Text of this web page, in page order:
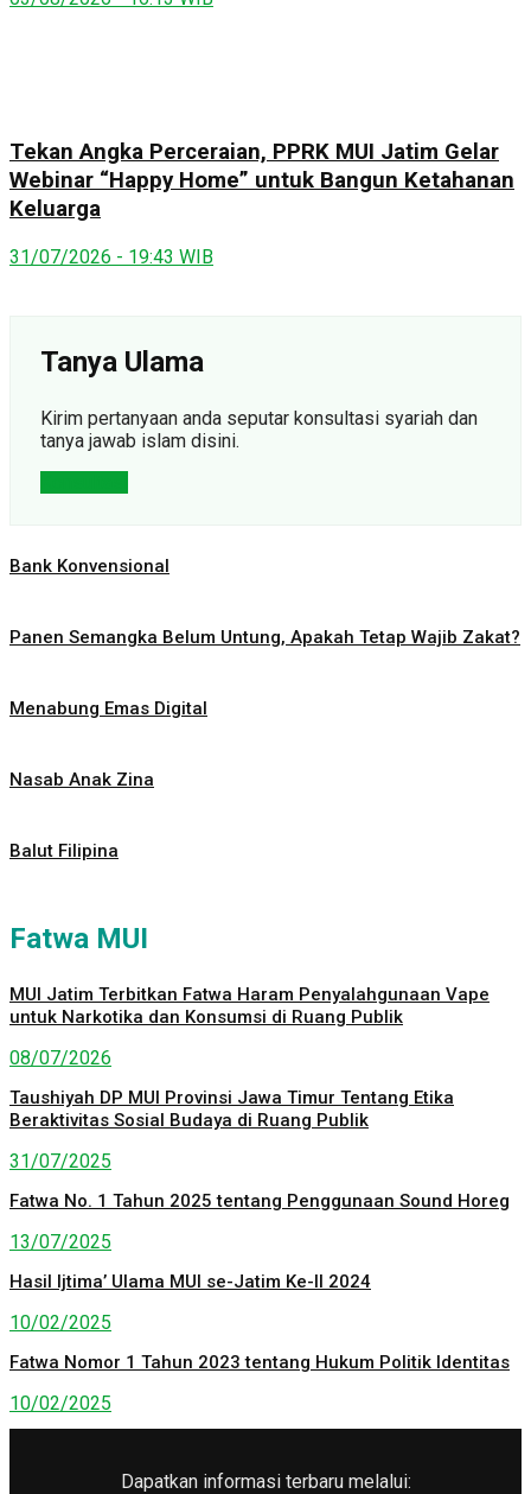
Tekan Angka Perceraian, PPRK MUI Jatim Gelar
Webinar “Happy Home” untuk Bangun Ketahanan
Keluarga
31/07/2026 - 19:43 WIB
Tanya Ulama
Kirim pertanyaan anda seputar konsultasi syariah dan
tanya jawab islam disini.
Bank Konvensional
Panen Semangka Belum Untung, Apakah Tetap Wajib Zakat?
Menabung Emas Digital
Nasab Anak Zina
Balut Filipina
Fatwa MUI
MUI Jatim Terbitkan Fatwa Haram Penyalahgunaan Vape
untuk Narkotika dan Konsumsi di Ruang Publik
08/07/2026
Taushiyah DP MUI Provinsi Jawa Timur Tentang Etika
Beraktivitas Sosial Budaya di Ruang Publik
31/07/2025
Fatwa No. 1 Tahun 2025 tentang Penggunaan Sound Horeg
13/07/2025
Hasil Ijtima’ Ulama MUI se-Jatim Ke-II 2024
10/02/2025
Fatwa Nomor 1 Tahun 2023 tentang Hukum Politik Identitas
10/02/2025
Dapatkan informasi terbaru melalui: